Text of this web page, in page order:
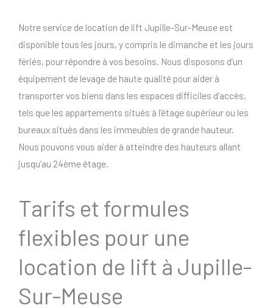
Notre service de location de lift Jupille-Sur-Meuse est
disponible tous les jours, y compris le dimanche et les jours
fériés, pour répondre à vos besoins. Nous disposons d’un
équipement de levage de haute qualité pour aider à
transporter vos biens dans les espaces difficiles d’accès,
tels que les appartements situés à l’étage supérieur ou les
bureaux situés dans les immeubles de grande hauteur.
Nous pouvons vous aider à atteindre des hauteurs allant
jusqu’au 24ème étage.
Tarifs et formules
flexibles pour une
location de lift à Jupille-
Sur-Meuse